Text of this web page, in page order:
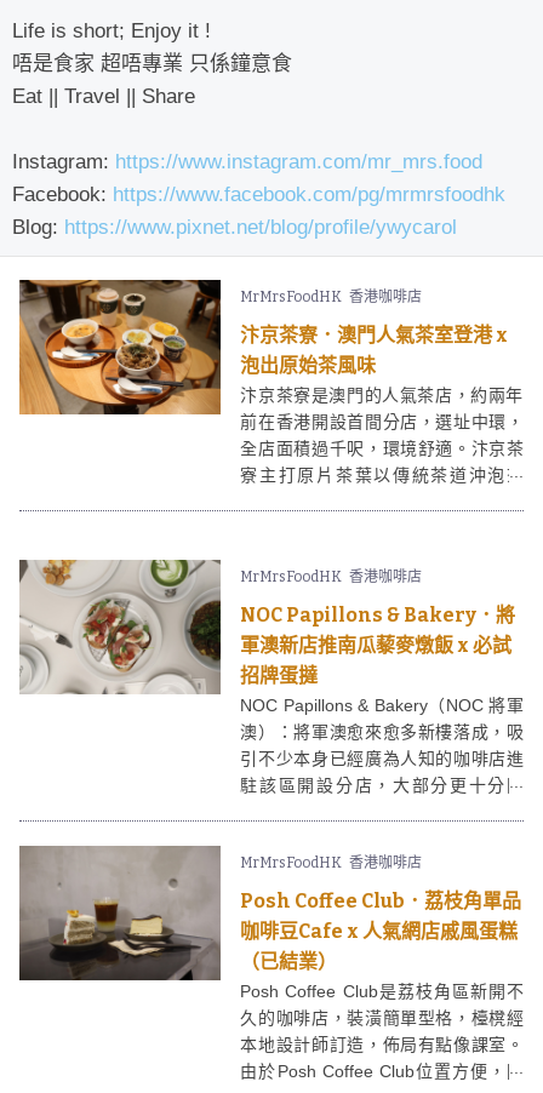
Life is short; Enjoy it !
唔是食家 超唔專業 只係鐘意食
Eat || Travel || Share
Instagram: https://www.instagram.com/mr_mrs.food
Facebook: https://www.facebook.com/pg/mrmrsfoodhk
Blog: https://www.pixnet.net/blog/profile/ywycarol
MrMrsFoodHK 香港咖啡店
汴京茶寮．澳門人氣茶室登港 x
泡出原始茶風味
汴京茶寮是澳門的人氣茶店，約兩年
前在香港開設首間分店，選址中環，
全店面積過千呎，環境舒適。汴京茶
寮主打原片茶葉以傳統茶道沖泡茶
MrMrsFoodHK 香港咖啡店
NOC Papillons & Bakery．將
軍澳新店推南瓜藜麥燉飯 x 必試
招牌蛋撻
NOC Papillons & Bakery（NOC 將軍
澳）：將軍澳愈來愈多新樓落成，吸
引不少本身已經廣為人知的咖啡店進
駐該區開設分店，大部分更十分闊
將軍澳店除了有設咖啡，還有自家烘
焙的麵包、蛋糕，開業半年依然人流
不斷。NOC的主食餐牌最近更增加了
新菜式，例如南瓜藜麥燉飯及兩款手
工麵，蛋撻更是讓人一試愛上！
MrMrsFoodHK 香港咖啡店
Posh Coffee Club．荔枝角單品
咖啡豆Cafe x 人氣網店戚風蛋糕
（已結業）
Posh Coffee Club是荔枝角區新開不
久的咖啡店，裝潢簡單型格，檯櫈經
本地設計師訂造，佈局有點像課室。
由於Posh Coffee Club位置方便，附